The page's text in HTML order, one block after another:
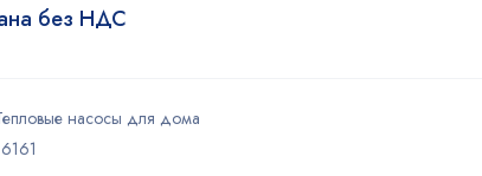
без НДС
насосы для дома